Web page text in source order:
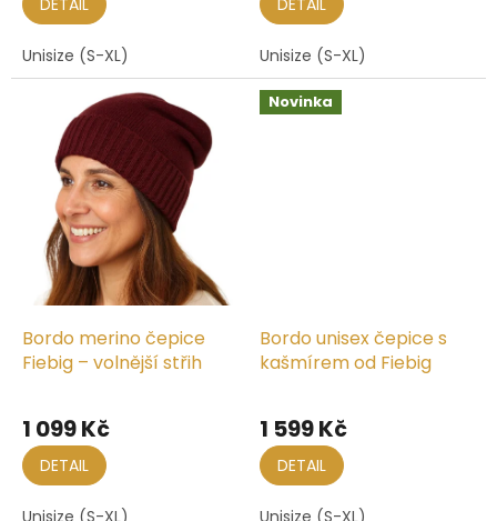
Unisize (S-XL) Unisize (S-XL)
Bordo merino čepice
Fiebig – volnější střih
1 099 Kč
DETAIL
Unisize (S-XL)
Novinka
Bordo unisex čepice s
kašmírem od Fiebig
1 599 Kč
DETAIL
Unisize (S-XL)